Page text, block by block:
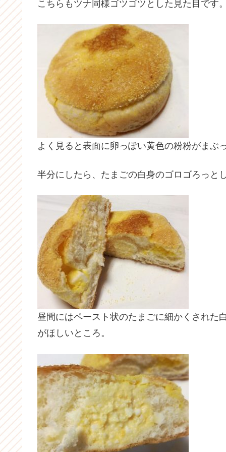
こちらもツナ同様ゴツゴツとした見た目です
よく見ると表面に卵っぽい黄色の粉粉がまぶ
半分にしたら、たまごの白身のゴロゴろっと
昼間にはペースト状のたまごに細かくされた
がほしいところ。